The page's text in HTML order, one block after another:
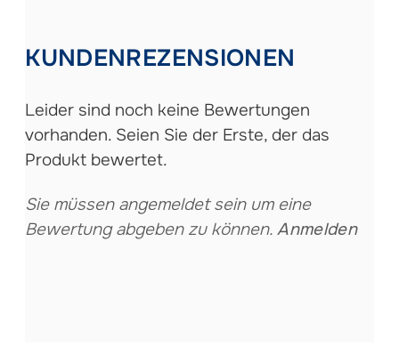
KUNDENREZENSIONEN
Leider sind noch keine Bewertungen
vorhanden. Seien Sie der Erste, der das
Produkt bewertet.
Sie müssen angemeldet sein um eine
Bewertung abgeben zu können.Anmelden